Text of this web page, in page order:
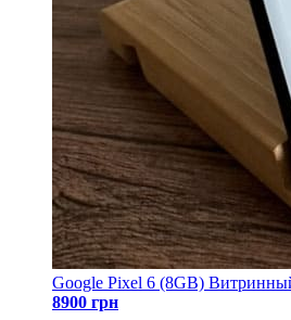
Google Pixel 6 (8GB)
8900 грн